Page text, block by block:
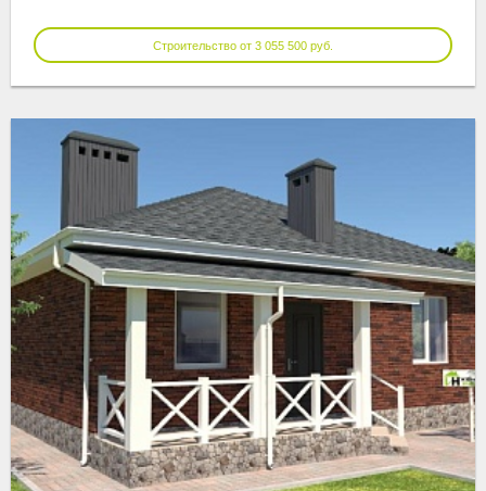
Строительство от 3 055 500 руб.